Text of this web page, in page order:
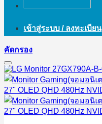
เข้าสู่ระบบ / ลงทะเบียน
คัดกรอง